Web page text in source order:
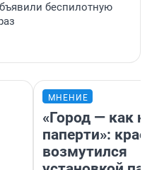
беспилотную
МНЕНИЕ
«Город — как
паперти»:
возмутился